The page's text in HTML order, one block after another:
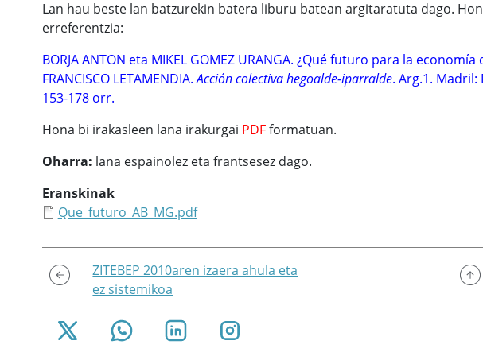
Lan hau beste lan batzurekin batera liburu batean argitaratuta dago.
erreferentzia:
BORJA ANTON eta MIKEL GOMEZ URANGA. ¿Qué futuro para la
FRANCISCO LETAMENDIA.Acción colectiva hegoalde-iparralde. Arg.1. Madril:
153-178 orr.
Hona bi irakasleen lana irakurgai PDFformatuan.
Oharra: lana espainolez eta frantsesez dago.
Eranskinak
Que_futuro_AB_MG.pdf
ZITEBEP 2010aren izaera ahula eta
ez sistemikoa